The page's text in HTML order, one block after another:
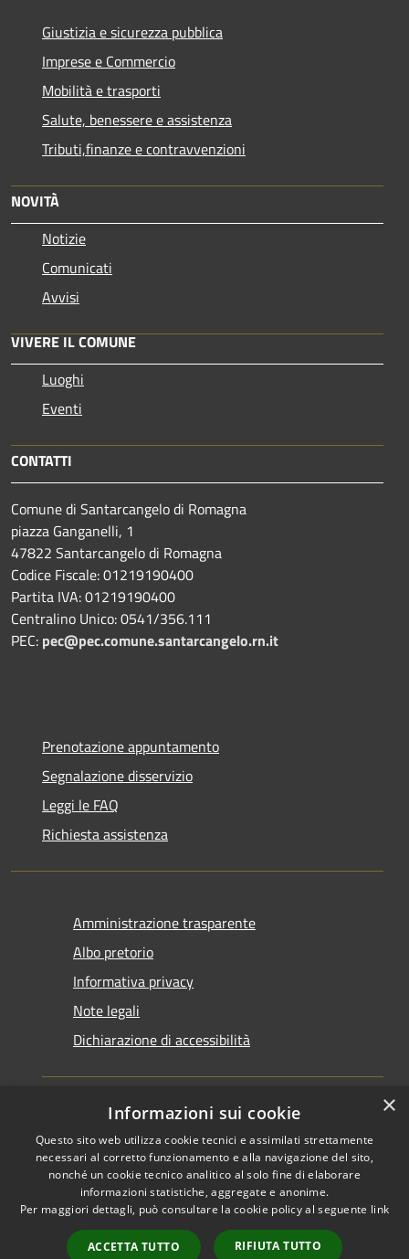
Giustizia e sicurezza pubblica
Imprese e Commercio
Mobilità e trasporti
Salute, benessere e assistenza
Tributi,finanze e contravvenzioni
NOVITÀ
Notizie
Comunicati
Avvisi
VIVERE IL COMUNE
Luoghi
Eventi
CONTATTI
Comune di Santarcangelo di Romagna
piazza Ganganelli, 1
47822 Santarcangelo di Romagna
Codice Fiscale: 01219190400
Partita IVA: 01219190400
Centralino Unico: 0541/356.111
PEC: pec@pec.comune.santarcangelo.rn.it
Prenotazione appuntamento
Segnalazione disservizio
Leggi le FAQ
Richiesta assistenza
Amministrazione trasparente
Albo pretorio
Informativa privacy
Note legali
Dichiarazione di accessibilità
RSS
Accessibilità
Cookie
Mappa del sito
Copyright © 2026 • Comune di
Santarcangelo di Romagna •
Powered byMunicipium
Accesso redazione
×
Informazioni sui cookie
Questo sito web utilizza cookie tecnici e assimilati strettamente
necessari al corretto funzionamento e alla navigazione del sito,
nonché un cookie tecnico analitico al solo fine di elaborare
informazioni statistiche, aggregate e anonime.
Per maggiori dettagli, può consultare la cookie policy al seguente link
ACCETTA TUTTO RIFIUTA TUTTO